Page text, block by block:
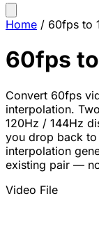
Home / 60fps to
60fps
Convert 60fps
interpolation.
120Hz / 144Hz
you drop back
interpolation
existing pair —
Video File